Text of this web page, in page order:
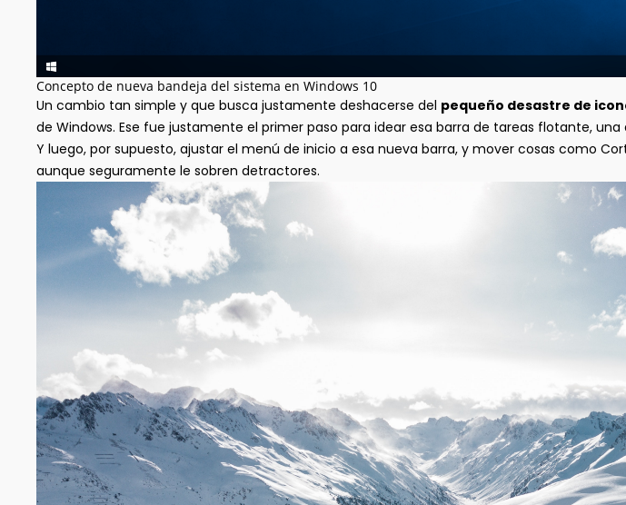
Concepto de nueva bandeja del sistema en Windows 10
Un cambio tan simple y que busca justamente deshacerse del pequeño desastre de
de Windows. Ese fue justamente el primer paso para idear esa barra de tareas flotante,
Y luego, por supuesto, ajustar el menú de inicio a esa nueva barra, y mover cosas como
aunque seguramente le sobren detractores.